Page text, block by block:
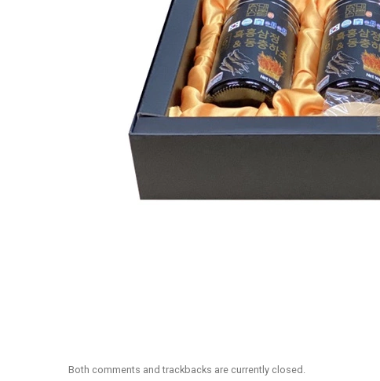
Both comments and trackbacks are currently closed.